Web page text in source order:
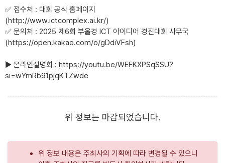
✅ 접수처 : 대회 공식 홈페이지
(http://www.ictcomplex.ai.kr/)
✅ 문의처 : 2025 제 6회 부울경 ICT 아이디어 경진대회 사무국
(https://open.kakao.com/o/gDdiVFsh)
▶ 온라인설명회 : https://youtu.be/WEFKXPSqSSU?
si=wYmRb91pjqKTZwde
위 정보는 마감되었습니다.
위 정보 내용은 주최사의 기획에 따라 변경될 수 있으니